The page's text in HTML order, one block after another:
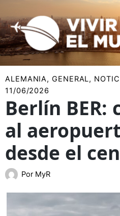
al
contenido
ALEMANIA,GENERAL,
11/06/2026
Berlín BER:
al
desde el
Por MyR